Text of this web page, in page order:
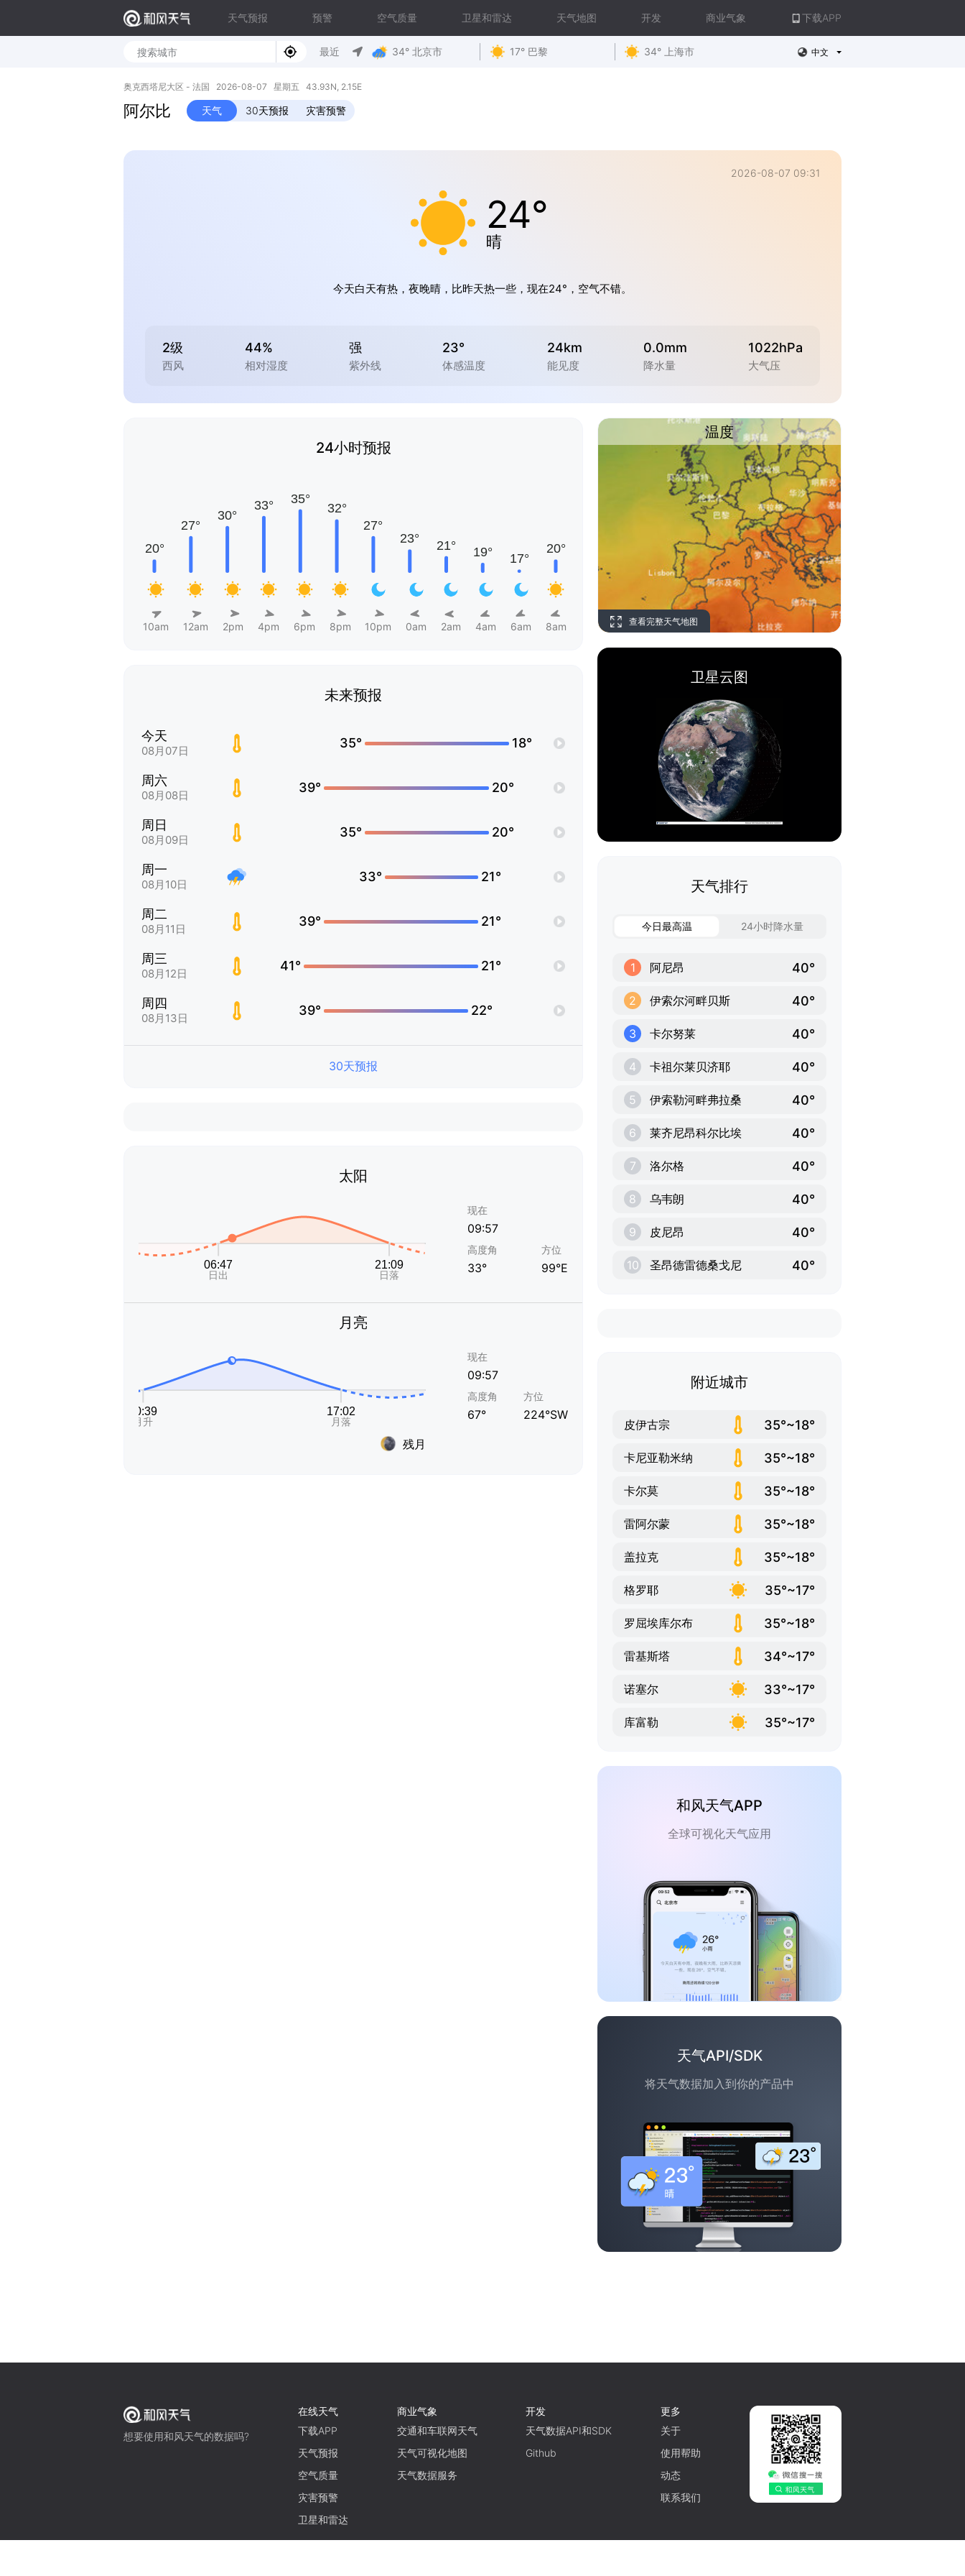
天气预报 预警 空气质量 卫星和雷达 天气地图 开发 商业气象 下载APP
最近 34° 北京市 17° 巴黎 34° 上海市 中文
奥克西塔尼大区 - 法国 2026-08-07 星期五 43.93N, 2.15E
阿尔比 天气 30天预报 灾害预警
2026-08-07 09:31
24°
晴
今天白天有热，夜晚晴，比昨天热一些，现在24°，空气不错。
2级
西风
44%
相对湿度
强
紫外线
23°
体感温度
24km
能见度
0.0mm
降水量
1022hPa
大气压
24小时预报
10am 12am 2pm 4pm 6pm 8pm 10pm 0am 2am 4am 6am 8am
未来预报
今天
08月07日
35° 18°
周六
08月08日
39° 20°
周日
08月09日
35° 20°
周一
08月10日
33° 21°
周二
08月11日
39° 21°
周三
08月12日
41° 21°
周四
08月13日
39° 22°
30天预报
太阳
现在
09:57
高度角
33°
方位
99°E
月亮
残月
现在
09:57
高度角
67°
方位
224°SW
温度
查看完整天气地图
卫星云图
天气排行
今日最高温 24小时降水量
1 阿尼昂 40°
2 伊索尔河畔贝斯 40°
3 卡尔努莱 40°
4 卡祖尔莱贝济耶 40°
5 伊索勒河畔弗拉桑 40°
6 莱齐尼昂科尔比埃 40°
7 洛尔格 40°
8 乌韦朗 40°
9 皮尼昂 40°
10 圣昂德雷德桑戈尼 40°
附近城市
皮伊古宗 35°~18°
卡尼亚勒米纳 35°~18°
卡尔莫 35°~18°
雷阿尔蒙 35°~18°
盖拉克 35°~18°
格罗耶 35°~17°
罗屈埃库尔布 35°~18°
雷基斯塔 34°~17°
诺塞尔 33°~17°
库富勒 35°~17°
和风天气APP
全球可视化天气应用
天气API/SDK
将天气数据加入到你的产品中
想要使用和风天气的数据吗?
在线天气
下载APP
天气预报
空气质量
灾害预警
卫星和雷达
商业气象
交通和车联网天气
天气可视化地图
天气数据服务
开发
天气数据API和SDK
Github
更多
关于
使用帮助
动态
联系我们